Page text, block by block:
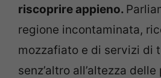
riscoprire appieno.
regione incontaminata,
mozzafiato e di servizi di
senz’altro all’altezza